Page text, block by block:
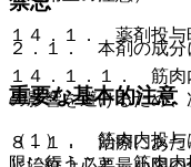
１４．１． 薬剤投与
１４．１．１． 筋肉
の影響を避けるため、
（１）． 筋肉内投与
限に行うこと。筋肉
２．１． 本剤の成分
重要な基本的注意
８．１． 治療にあた